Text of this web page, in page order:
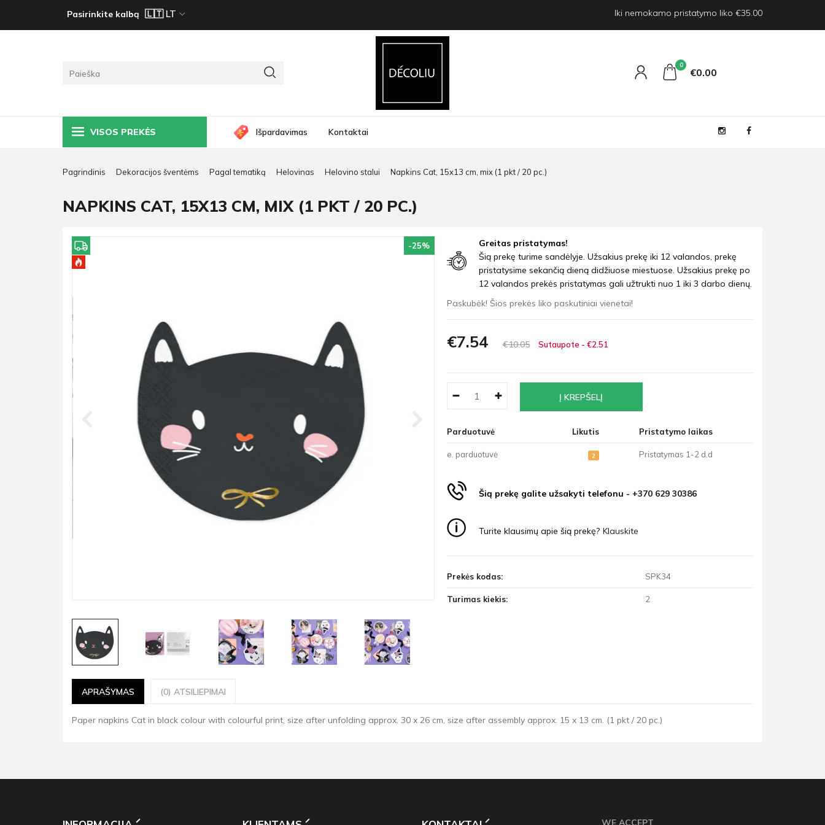
Pasirinkite kalbą Iki nemokamo pristatymo liko €35.00
0
€0 00
VISOS PREKĖS Išpardavimas Kontaktai
Pagrindinis Dekoracijos šventėms Pagal tematiką Helovinas Helovino stalui Napkins Cat, 15x13 cm, mix (1 pkt / 20 pc.)
NAPKINS CAT, 15X13 CM, MIX (1 PKT / 20 PC.)
-25%
Greitas pristatymas!
Šią prekę turime sandėlyje. Užsakius prekę iki 12 valandos, prekę
pristatysime sekančią dieną didžiuose miestuose. Užsakius prekę po
12 valandos prekės pristatymas gali užtrukti nuo 1 iki 3 darbo dienų.
Paskubėk! Šios prekės liko paskutiniai vienetai!
€7 54 €1005 Sutaupote - €2 51
Parduotuvė Likutis Pristatymo laikas
e. parduotuvė 2 Pristatymas 1-2 d.d
Šią prekę galite užsakyti telefonu - +370 629 30386
Turite klausimų apie šią prekę? Klauskite
Prekės kodas: SPK34
Turimas kiekis: 2
APRAŠYMAS (0) ATSILIEPIMAI
Paper napkins Cat in black colour with colourful print, size after unfolding approx. 30 x 26 cm, size after assembly approx. 15 x 13 cm. (1 pkt / 20 pc.)
WE ACCEPT